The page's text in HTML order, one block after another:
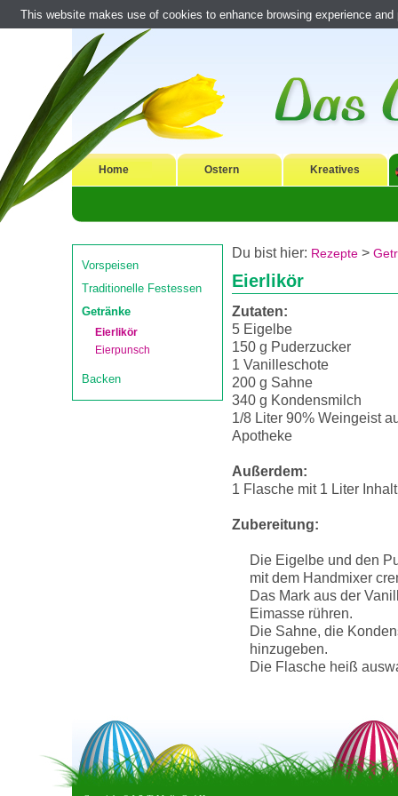
Home Ostern Kreatives
Vorspeisen
Traditionelle Festessen
Getränke
Eierlikör
Eierpunsch
Backen
Du bist hier: Rezepte >
Eierlikör
Zutaten:
5 Eigelbe
150 g Puderzucker
1 Vanilleschote
200 g Sahne
340 g Kondensmilch
1/8 Liter 90% Weingeist
Apotheke
Außerdem:
1 Flasche mit 1 Liter Inhalt
Zubereitung:
Die Eigelbe und den
mit dem Handmixer
Das Mark aus der
Eimasse rühren.
Die Sahne, die
hinzugeben.
Die Flasche heiß
This website makes use of cookies to enhance browsing experience